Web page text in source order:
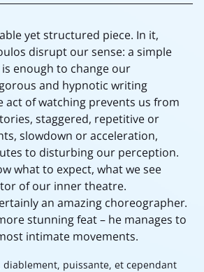
yet structured piece. In it,
disrupt our sense: a simple
enough to change our
and hypnotic writing
act of watching prevents us from
staggered, repetitive or
slowdown or acceleration,
to disturbing our perception.
what to expect, what we see
of our inner theatre.
an amazing choreographer.
stunning feat – he manages to
intimate movements.
diablement, puissante, et cependant